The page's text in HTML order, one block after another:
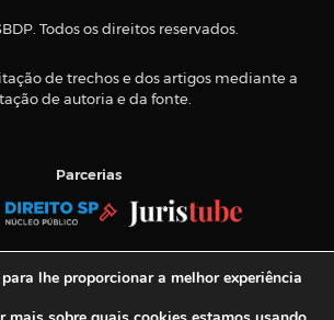
Todos os direitos reservados.
de trechos e dos artigos mediante a
de autoria e da fonte.
Parcerias
mail:sbdp@sbdp.org.br
lhe proporcionar a melhor experiência